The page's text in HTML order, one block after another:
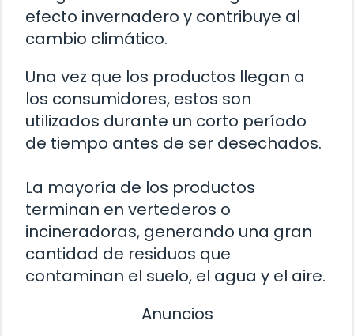
efecto invernadero y contribuye al
cambio climático.
Una vez que los productos llegan a
los consumidores, estos son
utilizados durante un corto período
de tiempo antes de ser desechados.
La mayoría de los productos
terminan en vertederos o
incineradoras, generando una gran
cantidad de residuos que
contaminan el suelo, el agua y el aire.
Anuncios